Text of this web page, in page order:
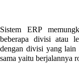
Sistem ERP
beberapa divisi atau
dengan divisi yang lain
sama yaitu berjalannya